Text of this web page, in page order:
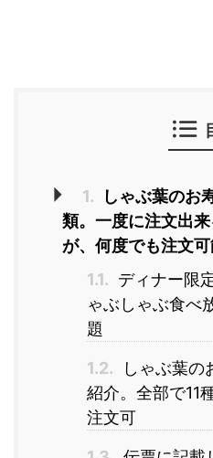
1.
しゃぶ葉のお
類。一度に注文出
が、何度でも注文
1.1. ディナー限
ゃぶしゃぶ食べ
題
1.2.
しゃぶ葉の
紹介。全部で11
注文可